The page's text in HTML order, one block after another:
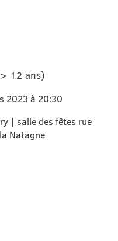
12 ans)
2023 à 20:30
| salle des fêtes rue
Natagne